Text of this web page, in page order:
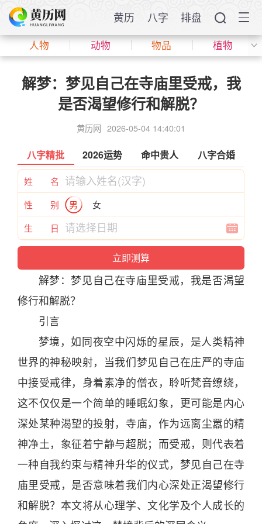
黄历 八字 排盘
人物 动物 物品 植物
解梦：梦见自己在寺庙里受戒，我
是否渴望修行和解脱？
黄历网 2026-05-04 14:40:01
八字精批 2026运势 命中贵人 八字合婚
姓 名
性 别
男
女
生 日
解梦：梦见自己在寺庙里受戒，我是否渴望
修行和解脱？
引言
梦境，如同夜空中闪烁的星辰，是人类精神
世界的神秘映射，当我们梦见自己在庄严的寺庙
中接受戒律，身着素净的僧衣，聆听梵音缭绕，
这不仅仅是一个简单的睡眠幻象，更可能是内心
深处某种渴望的投射，寺庙，作为远离尘嚣的精
神净土，象征着宁静与超脱；而受戒，则代表着
一种自我约束与精神升华的仪式，梦见自己在寺
庙里受戒，是否意味着我们内心深处正渴望修行
和解脱？本文将从心理学、 文化学及个人成长的